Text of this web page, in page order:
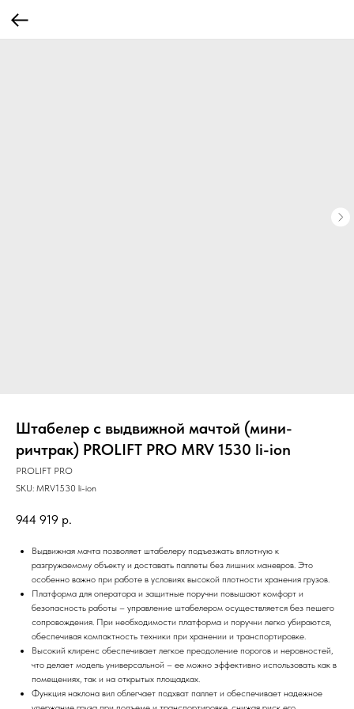
Штабелер с выдвижной мачтой (мини-
ричтрак) PROLIFT PRO MRV 1530 li-ion
PROLIFT PRO
SKU: MRV1530 li-ion
944 919 р.
Выдвижная мачта позволяет штабелеру подъезжать вплотную к
разгружаемому объекту и доставать паллеты без лишних маневров. Это
особенно важно при работе в условиях высокой плотности хранения грузов.
Платформа для оператора и защитные поручни повышают комфорт и
безопасность работы – управление штабелером осуществляется без пешего
сопровождения. При необходимости платформа и поручни легко убираются,
обеспечивая компактность техники при хранении и транспортировке.
Высокий клиренс обеспечивает легкое преодоление порогов и неровностей,
что делает модель универсальной – ее можно эффективно использовать как в
помещениях, так и на открытых площадках.
Функция наклона вил облегчает подхват паллет и обеспечивает надежное